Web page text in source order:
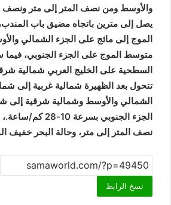
والأوسط ومن نصف المتر إلى متر ونصف
يصل إلى مترين باتجاه مضيق باب
الموج إلى مائج على الجزء الشمالي
متوسط الموج على الجزء الجنوبي، فيما
السطحية على الخليج العربي شمالية
تتحول بعد الظهيرة شمالية غربية إلى
الشمالي والأوسط وشمالية شرقية إلى
الجزء الجنوبي
نصف المتر إلى متر، وحالة البحر خفيف
نسخ الرابط